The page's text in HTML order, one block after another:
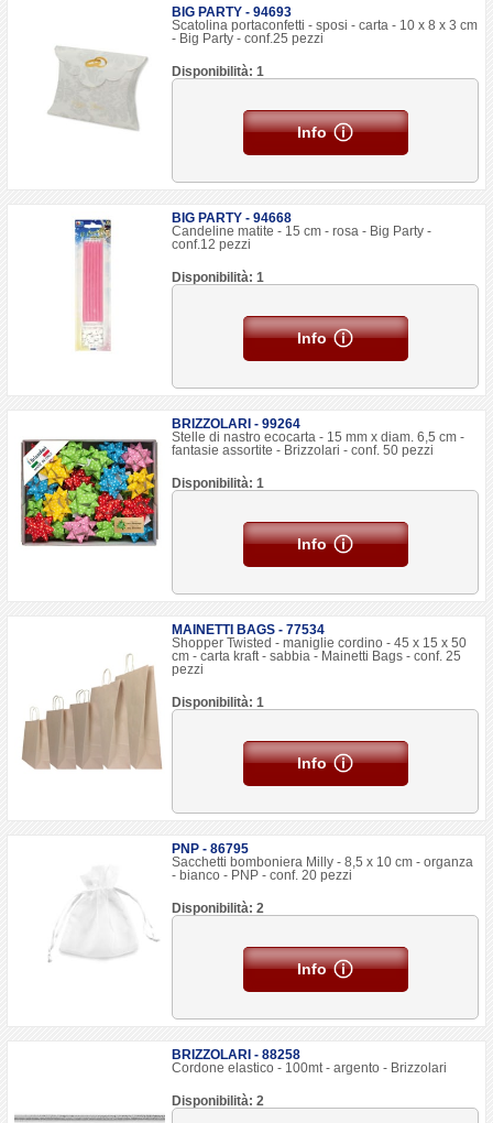
BIG PARTY - 94693
Scatolina portaconfetti - sposi - carta - 10 x 8 x 3 cm
- Big Party - conf.25 pezzi
Disponibilità: 1
Info
BIG PARTY - 94668
Candeline matite - 15 cm - rosa - Big Party -
conf.12 pezzi
Disponibilità: 1
Info
BRIZZOLARI - 99264
Stelle di nastro ecocarta - 15 mm x diam. 6,5 cm -
fantasie assortite - Brizzolari - conf. 50 pezzi
Disponibilità: 1
Info
MAINETTI BAGS - 77534
Shopper Twisted - maniglie cordino - 45 x 15 x 50
cm - carta kraft - sabbia - Mainetti Bags - conf. 25
pezzi
Disponibilità: 1
Info
PNP - 86795
Sacchetti bomboniera Milly - 8,5 x 10 cm - organza
- bianco - PNP - conf. 20 pezzi
Disponibilità: 2
Info
BRIZZOLARI - 88258
Cordone elastico - 100mt - argento - Brizzolari
Disponibilità: 2